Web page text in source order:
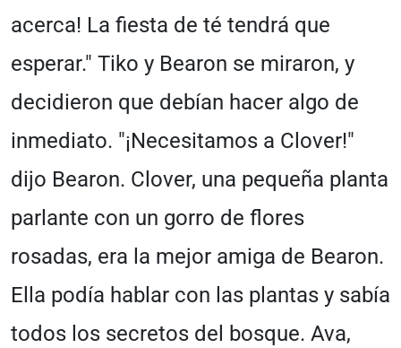
acerca! La fiesta de té tendrá que
esperar." Tiko y Bearon se miraron, y
decidieron que debían hacer algo de
inmediato. "¡Necesitamos a Clover!"
dijo Bearon. Clover, una pequeña planta
parlante con un gorro de flores
rosadas, era la mejor amiga de Bearon.
Ella podía hablar con las plantas y sabía
todos los secretos del bosque. Ava,